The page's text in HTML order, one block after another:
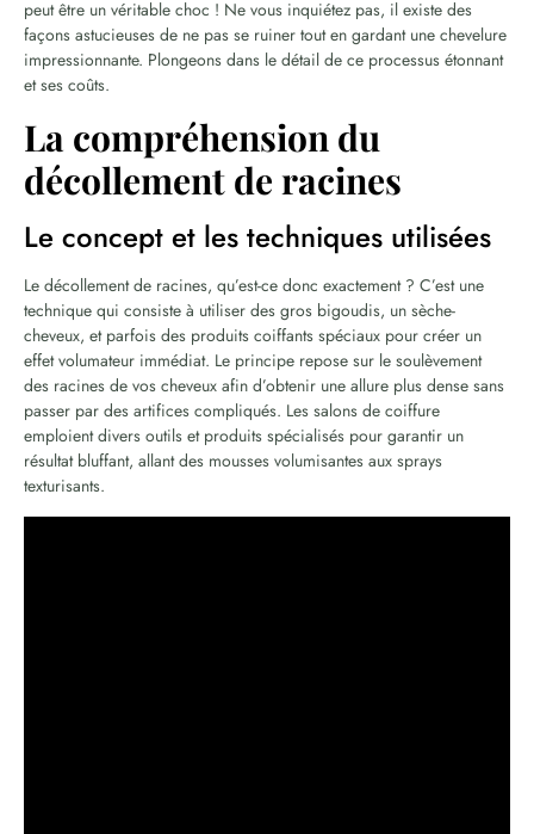
peut être un véritable choc ! Ne vous inquiétez pas, il existe des
façons astucieuses de ne pas se ruiner tout en gardant une chevelure
impressionnante. Plongeons dans le détail de ce processus étonnant
et ses coûts.
La compréhension du
décollement de racines
Le concept et les techniques utilisées
Le décollement de racines, qu’est-ce donc exactement ? C’est une
technique qui consiste à utiliser des gros bigoudis, un sèche-
cheveux, et parfois des produits coiffants spéciaux pour créer un
effet volumateur immédiat. Le principe repose sur le soulèvement
des racines de vos cheveux afin d’obtenir une allure plus dense sans
passer par des artifices compliqués. Les salons de coiffure
emploient divers outils et produits spécialisés pour garantir un
résultat bluffant, allant des mousses volumisantes aux sprays
texturisants.